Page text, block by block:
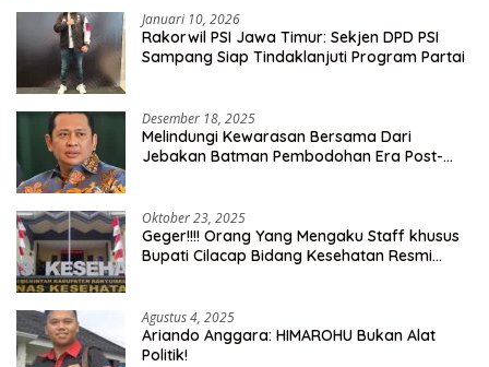
Januari 10, 2026
Rakorwil PSI Jawa Timur: Sekjen DPD PSI
Sampang Siap Tindaklanjuti Program Partai
Desember 18, 2025
Melindungi Kewarasan Bersama Dari
Jebakan Batman Pembodohan Era Post-
Oktober 23, 2025
Geger!!!! Orang Yang Mengaku Staff khusus
Bupati Cilacap Bidang Kesehatan Resmi
Agustus 4, 2025
Ariando Anggara: HIMAROHU Bukan Alat
Politik!